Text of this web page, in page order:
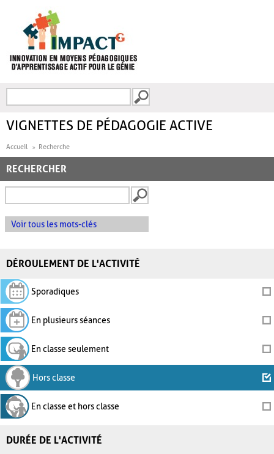
FORMULAIRE DE
VIGNETTES DE PÉDAGOGIE ACTIVE
Accueil Recherche
RECHERCHER
Voir tous les mots-clés
DÉROULEMENT DE L'ACTIVITÉ
Sporadiques
En plusieurs séances
En classe seulement
Hors classe
En classe et hors classe
DURÉE DE L'ACTIVITÉ